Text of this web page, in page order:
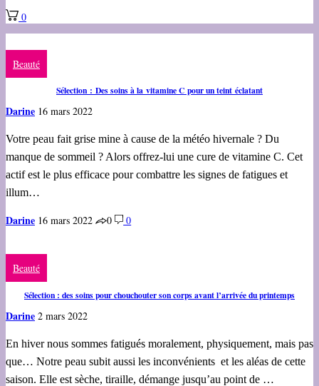
0
Beauté
Sélection : Des soins à la vitamine C pour un teint éclatant
Darine 16 mars 2022
Votre peau fait grise mine à cause de la météo hivernale ? Du
manque de sommeil ? Alors offrez-lui une cure de vitamine C. Cet
actif est le plus efficace pour combattre les signes de fatigues et
illum…
Darine 16 mars 2022 0 0
Beauté
Sélection : des soins pour chouchouter son corps avant l’arrivée du printemps
Darine 2 mars 2022
En hiver nous sommes fatigués moralement, physiquement, mais pas
que… Notre peau subit aussi les inconvénients et les aléas de cette
saison. Elle est sèche, tiraille, démange jusqu’au point de …